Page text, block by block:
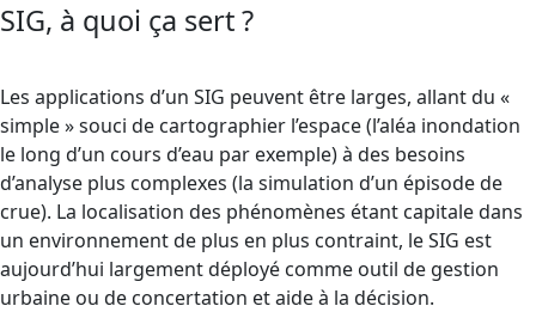
SIG, à quoi ça sert ?
Les applications d’un SIG peuvent être larges, allant du «
simple » souci de cartographier l’espace (l’aléa inondation
le long d’un cours d’eau par exemple) à des besoins
d’analyse plus complexes (la simulation d’un épisode de
crue). La localisation des phénomènes étant capitale dans
un environnement de plus en plus contraint, le SIG est
aujourd’hui largement déployé comme outil de gestion
urbaine ou de concertation et aide à la décision.